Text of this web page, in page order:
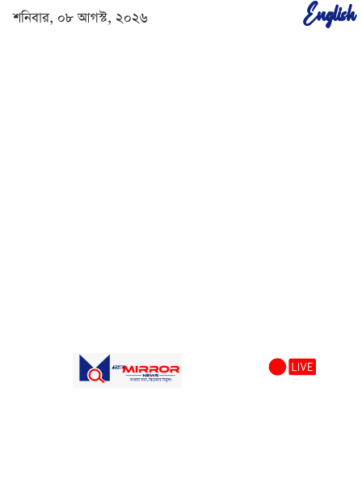
শনিবার, ০৮ আগস্ট, ২০২৬ English